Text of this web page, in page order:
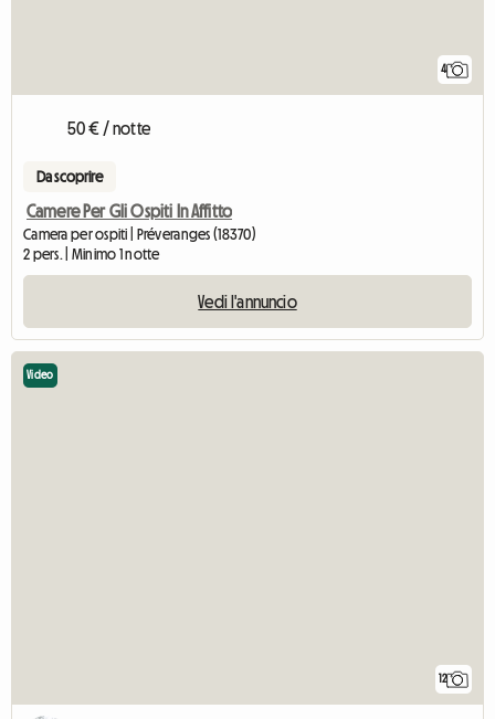
4
50 € / notte
Da scoprire
Camere Per Gli Ospiti In Affitto
Camera per ospiti | Préveranges (18370)
2 pers. | Minimo 1 notte
Vedi l'annuncio
12
Video